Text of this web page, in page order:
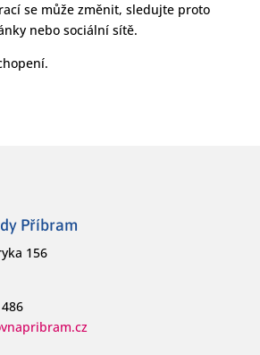
se může změnit, sledujte proto
nebo sociální sítě.
Příbram
156